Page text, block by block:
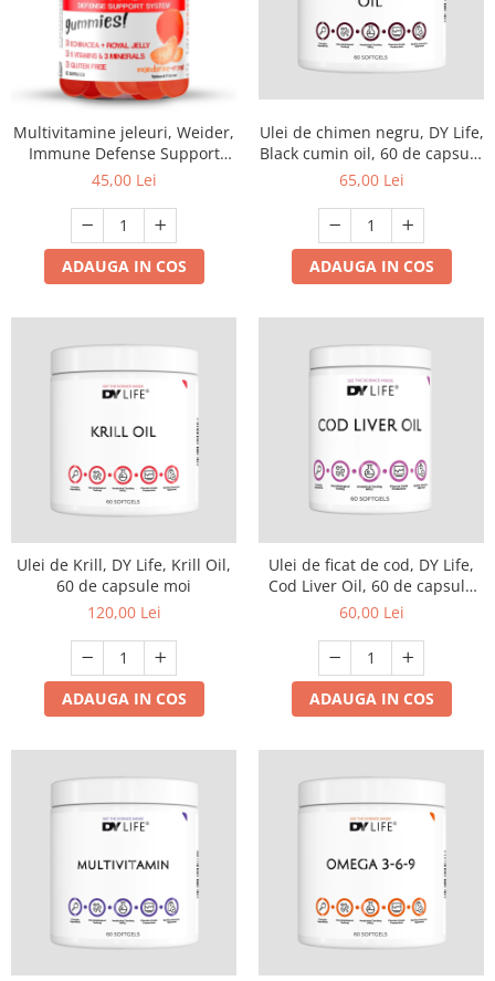
Multivitamine jeleuri, Weider,
Immune Defense Support
System gummies, 60 de
45,00 Lei
ADAUGA IN COS
Ulei de chimen negru, DY Life,
Black cumin oil, 60 de capsule
moi
65,00 Lei
ADAUGA IN COS
Ulei de Krill, DY Life, Krill Oil,
60 de capsule moi
120,00 Lei
ADAUGA IN COS
Ulei de ficat de cod, DY Life,
Cod Liver Oil, 60 de capsule
moi
60,00 Lei
ADAUGA IN COS